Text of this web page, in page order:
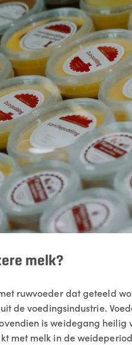
melk?
ruwvoeder dat geteeld
de voedingsindustrie.
is weidegang heilig
met melk in de